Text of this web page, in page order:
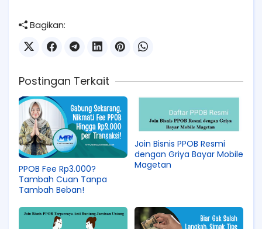
Bagikan:
Postingan Terkait
PPOB Fee Rp3.000?
Tambah Cuan Tanpa
Tambah Beban!
Join Bisnis PPOB Resmi
dengan Griya Bayar Mobile
Magetan